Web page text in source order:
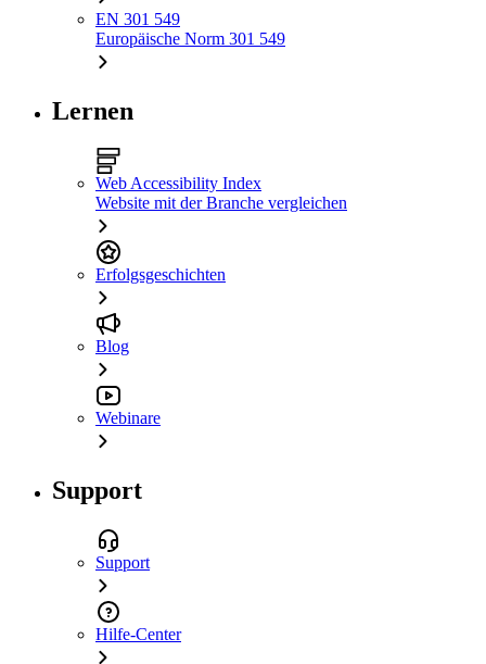
EN 301 549
Europäische Norm 301 549
Lernen
Web Accessibility Index
Website mit der Branche vergleichen
Erfolgsgeschichten
Blog
Webinare
Support
Support
Hilfe-Center